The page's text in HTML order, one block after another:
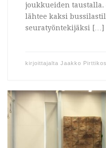
joukkueiden taustalla.
lähtee kaksi
seuratyöntekijäksi […]
kirjoittajalta Jaakko